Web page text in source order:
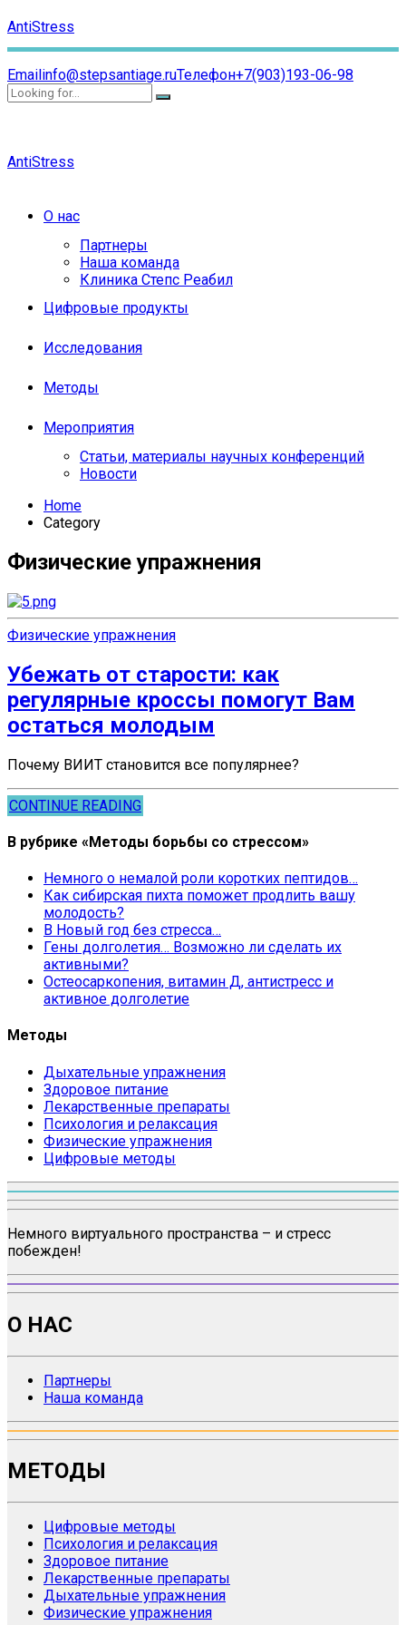
AntiStress
Emailinfo@stepsantiage.ruТелефон+7(903)193-06-98
AntiStress
О нас
Партнеры
Наша команда
Клиника Степс Реабил
Цифровые продукты
Исследования
Методы
Мероприятия
Статьи, материалы научных конференций
Новости
Home
Category
Физические упражнения
Физические упражнения
Убежать от старости: как
регулярные кроссы помогут Вам
остаться молодым
Почему ВИИТ становится все популярнее?
CONTINUE READING
В рубрике «Методы борьбы со стрессом»
Немного о немалой роли коротких пептидов…
Как сибирская пихта поможет продлить вашу
молодость?
В Новый год без стресса…
Гены долголетия… Возможно ли сделать их
активными?
Остеосаркопения, витамин Д, антистресс и
активное долголетие
Методы
Дыхательные упражнения
Здоровое питание
Лекарственные препараты
Психология и релаксация
Физические упражнения
Цифровые методы
Немного виртуального пространства – и стресс
побежден!
О НАС
Партнеры
Наша команда
МЕТОДЫ
Цифровые методы
Психология и релаксация
Здоровое питание
Лекарственные препараты
Дыхательные упражнения
Физические упражнения